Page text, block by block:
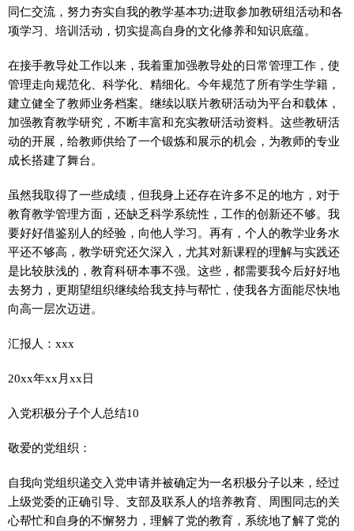
同仁交流，努力夯实自我的教学基本功;进取参加教研组活动和各
项学习、培训活动，切实提高自身的文化修养和知识底蕴。
在接手教导处工作以来，我着重加强教导处的日常管理工作，使
管理走向规范化、科学化、精细化。今年规范了所有学生学籍，
建立健全了教师业务档案。继续以联片教研活动为平台和载体，
加强教育教学研究，不断丰富和充实教研活动资料。这些教研活
动的开展，给教师供给了一个锻炼和展示的机会，为教师的专业
成长搭建了舞台。
虽然我取得了一些成绩，但我身上还存在许多不足的地方，对于
教育教学管理方面，还缺乏科学系统性，工作的创新还不够。我
要好好借鉴别人的经验，向他人学习。再有，个人的教学业务水
平还不够高，教学研究还欠深入，尤其对新课程的理解与实践还
是比较肤浅的，教育科研本事不强。这些，都需要我今后好好地
去努力，更期望组织继续给我支持与帮忙，使我各方面能尽快地
向高一层次迈进。
汇报人：xxx
20xx年xx月xx日
入党积极分子个人总结10
敬爱的党组织：
自我向党组织递交入党申请并被确定为一名积极分子以来，经过
上级党委的正确引导、支部及联系人的培养教育、周围同志的关
心帮忙和自身的不懈努力，理解了党的教育，系统地了解了党的